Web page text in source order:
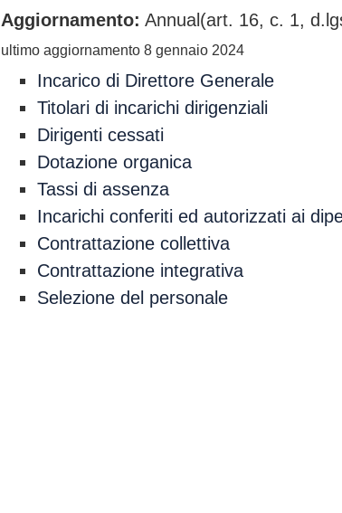
Aggiornamento: Annual(art. 16, c. 1,
ultimo aggiornamento 8 gennaio 2024
Incarico di Direttore Generale
Titolari di incarichi dirigenziali
Dirigenti cessati
Dotazione organica
Tassi di assenza
Incarichi conferiti ed autorizzati ai
Contrattazione collettiva
Contrattazione integrativa
Selezione del personale